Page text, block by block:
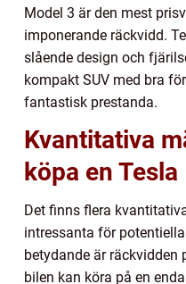
Model 3 är den mest
imponerande räckvidd.
slående design och
kompakt SUV med bra
fantastisk prestanda.
Kvantitativa
köpa en Tesla
Det finns flera
intressanta för
betydande är räckvidden
bilen kan köra på en